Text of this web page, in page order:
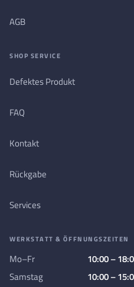
AGB
SHOP SERVICE
Defektes Produkt
FAQ
Kontakt
Rückgabe
Services
WERKSTATT & ÖFFNUNGSZEITEN
Mo–Fr
10:00 –
Samstag
10:00 –